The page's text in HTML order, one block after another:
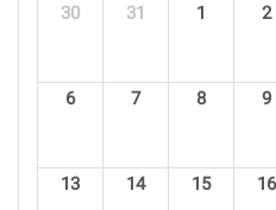
30 31 1 2
6 7 8 9
13 14 15 16